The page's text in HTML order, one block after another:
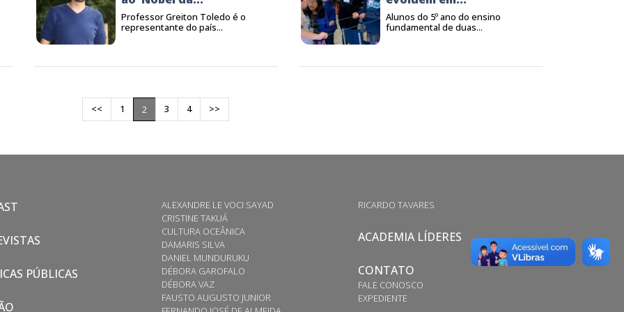
Professor Greiton Toledo é o
representante do país...
Alunos do 5º ano do ensino
fundamental de duas...
<< 1 2 3 4 >>
PÚBLICAS
ALEXANDRE LE VOCI SAYAD
CRISTINE TAKUÁ
CULTURA OCEÂNICA
DAMARIS SILVA
DANIEL MUNDURUKU
DÉBORA GAROFALO
DÉBORA VAZ
FAUSTO AUGUSTO JUNIOR
RICARDO TAVARES
ACADEMIA LÍDERES
CONTATO
FALE CONOSCO
EXPEDIENTE